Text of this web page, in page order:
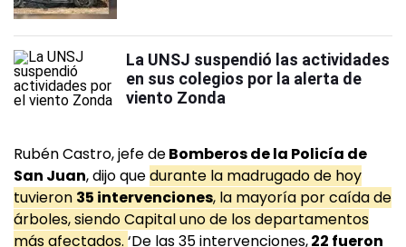
La UNSJ suspendió las actividades
en sus colegios por la alerta de
viento Zonda
Rubén Castro, jefe deBomberos de la Policía de
San Juan, dijo quedurante la madrugado de hoy
tuvieron 35 intervenciones, la mayoría por caída de
árboles, siendo Capital uno de los departamentos
más afectados. ‘De las 35 intervenciones,22 fueron